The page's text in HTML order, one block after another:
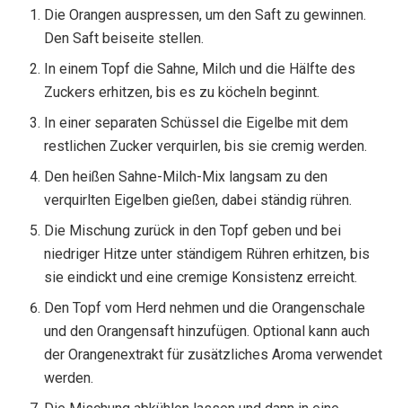
Die Orangen auspressen, um den Saft zu gewinnen.
Den Saft beiseite stellen.
In einem Topf die Sahne, Milch und die Hälfte des
Zuckers erhitzen, bis es zu köcheln beginnt.
In einer separaten Schüssel die Eigelbe mit dem
restlichen Zucker verquirlen, bis sie cremig werden.
Den heißen Sahne-Milch-Mix langsam zu den
verquirlten Eigelben gießen, dabei ständig rühren.
Die Mischung zurück in den Topf geben und bei
niedriger Hitze unter ständigem Rühren erhitzen, bis
sie eindickt und eine cremige Konsistenz erreicht.
Den Topf vom Herd nehmen und die Orangenschale
und den Orangensaft hinzufügen. Optional kann auch
der Orangenextrakt für zusätzliches Aroma verwendet
werden.